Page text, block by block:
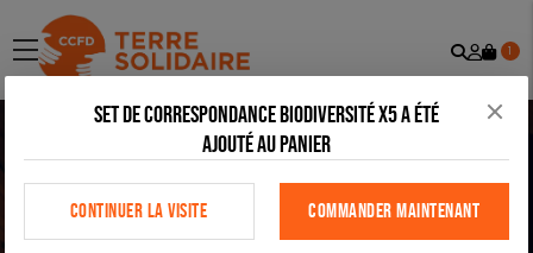
menu
Mon
1
Set de correspondance biodiversité X5 a été
ajouté au panier
CONTINUER LA VISITE COMMANDER MAINTENANT